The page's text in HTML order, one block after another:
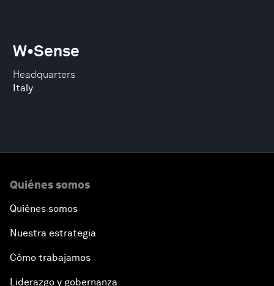
Headquarters
Italy
W•Sense
Quiénes somos
Quiénes somos
Nuestra estrategia
Cómo trabajamos
Liderazgo y gobernanza